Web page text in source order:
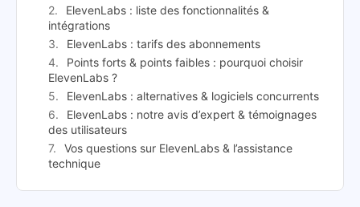
ElevenLabs : liste des fonctionnalités &
intégrations
ElevenLabs : tarifs des abonnements
Points forts & points faibles : pourquoi choisir
ElevenLabs ?
ElevenLabs : alternatives & logiciels concurrents
ElevenLabs : notre avis d’expert & témoignages
des utilisateurs
Vos questions sur ElevenLabs & l’assistance
technique